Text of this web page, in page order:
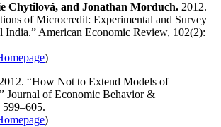
Chytilová, and Jonathan Morduch. 2012.
of Microcredit: Experimental and Survey
India.” American Economic Review, 102(2):
)
2012. “How Not to Extend Models of
Journal of Economic Behavior &
)